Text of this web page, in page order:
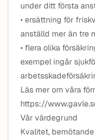
under ditt första
• ersättning för
anställd mer än tre
• flera olika
exempel ingår
Läs mer om våra
https://
Vår värdegrund
Kvalitet,